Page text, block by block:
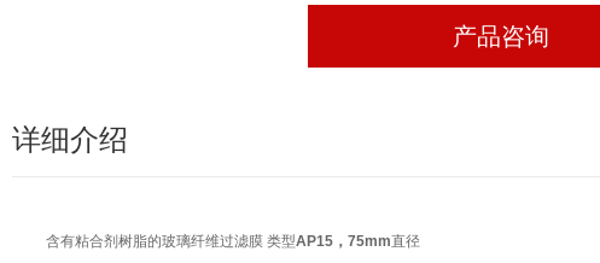
产品咨询
详细介绍
含有粘合剂树脂的玻璃纤维过滤膜 类型AP15，75mm直径